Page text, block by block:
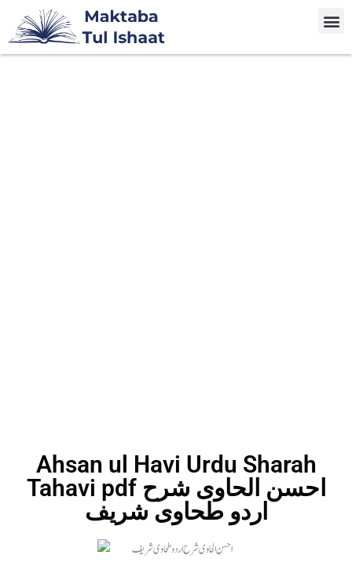
Ahsan ul Havi Urdu Sharah
Tahavi pdf احسن الحاوی شرح
اردو طحاوی شریف